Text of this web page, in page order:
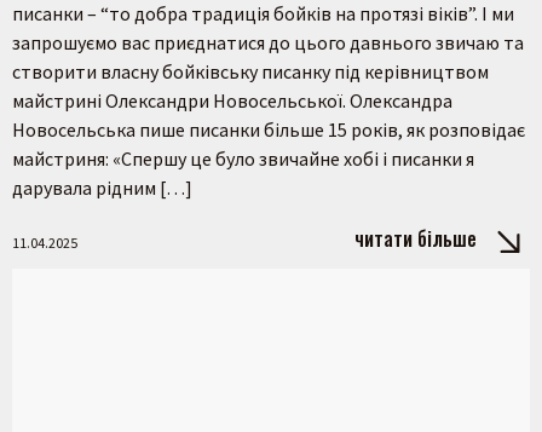
писанки – “то добра традиція бойків на протязі віків”. І ми
запрошуємо вас приєднатися до цього давнього звичаю та
створити власну бойківську писанку під керівництвом
майстрині Олександри Новосельської. Олександра
Новосельська пише писанки більше 15 років, як розповідає
майстриня: «Спершу це було звичайне хобі і писанки я
дарувала рідним […]
11.04.2025 читати більше